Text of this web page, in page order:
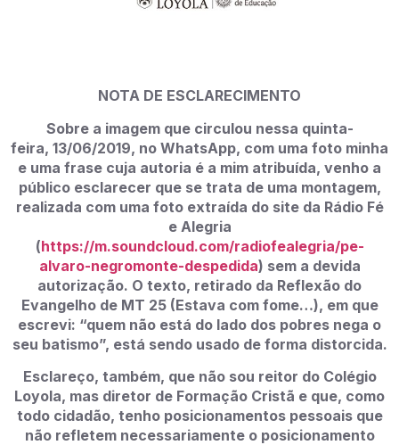
NOTA DE ESCLARECIMENTO
Sobre a imagem que circulou nessa quinta-
feira, 13/06/2019, no WhatsApp, com uma foto minha
e uma frase cuja autoria é a mim atribuída, venho a
público esclarecer que se trata de uma montagem,
realizada com uma foto extraída do site da Rádio Fé
e Alegria
(https://m.soundcloud.com/radiofealegria/pe-
alvaro-negromonte-despedida) sem a devida
autorização. O texto, retirado da Reflexão do
Evangelho de MT 25 (Estava com fome…), em que
escrevi: “quem não está do lado dos pobres nega o
seu batismo”, está sendo usado de forma distorcida.
Esclareço, também, que não sou reitor do Colégio
Loyola, mas diretor de Formação Cristã e que, como
todo cidadão, tenho posicionamentos pessoais que
não refletem necessariamente o posicionamento